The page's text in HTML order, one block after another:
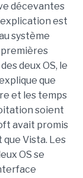
décevantes
est
système
premières
deux OS, le
que
et les temps
soient
avait promis
Vista. Les
OS se